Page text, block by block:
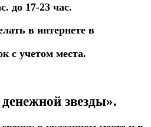
до 17-23 час.
в интернете в
с учетом места.
звезды».